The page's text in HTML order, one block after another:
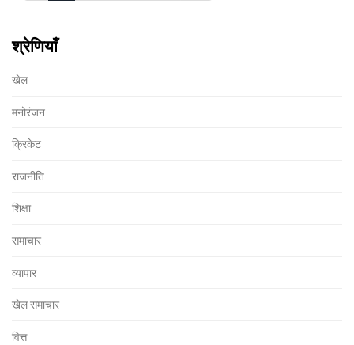
श्रेणियाँ
खेल
मनोरंजन
क्रिकेट
राजनीति
शिक्षा
समाचार
व्यापार
खेल समाचार
वित्त